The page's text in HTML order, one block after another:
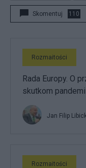
Skomentuj 110
Rozmaitości
Rada Europy. O
skutkom
Jan Filip
Rozmaitości